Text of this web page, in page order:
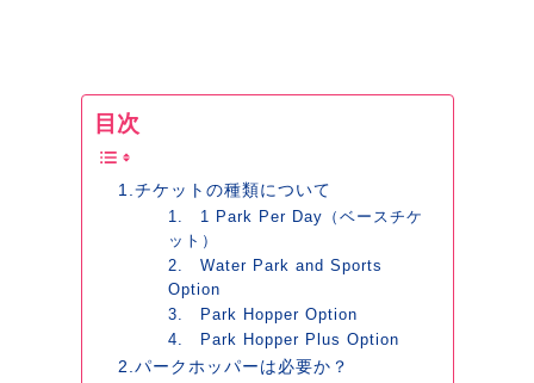
目次
1.チケットの種類について
1. 1 Park Per Day（ベースチケ
ット）
2. Water Park and Sports
Option
3. Park Hopper Option
4. Park Hopper Plus Option
2.パークホッパーは必要か？